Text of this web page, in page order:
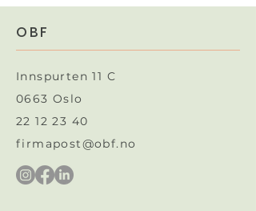
OBF
Innspurten 11 C
0663 Oslo
22 12 23 40
firmapost@obf.no